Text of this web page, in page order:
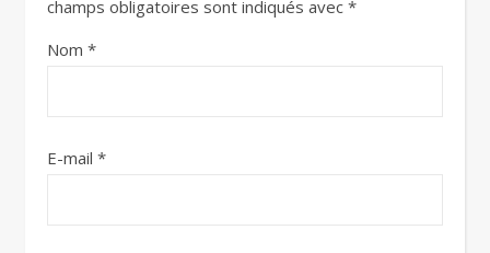
champs obligatoires sont indiqués avec *
Nom *
E-mail *